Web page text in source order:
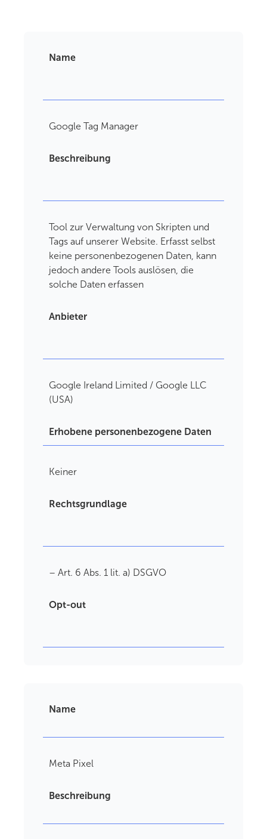
Name
Google Tag Manager
Beschreibung
Tool zur Verwaltung von Skripten und
Tags auf unserer Website. Erfasst selbst
keine personenbezogenen Daten, kann
jedoch andere Tools auslösen, die
solche Daten erfassen
Anbieter
Google Ireland Limited / Google LLC
(USA)
Erhobene personenbezogene Daten
Keiner
Rechtsgrundlage
– Art. 6 Abs. 1 lit. a) DSGVO
Opt-out
Name
Meta Pixel
Beschreibung